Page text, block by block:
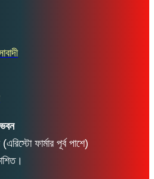
ফার্মার পূর্ব পাশে)